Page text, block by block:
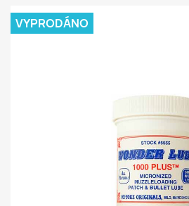
VYPRODÁNO